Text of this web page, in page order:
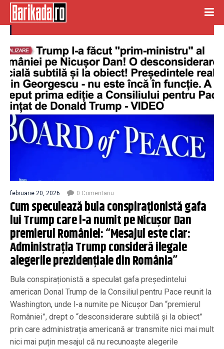
conspiratii
februarie 20, 2026 0 Comentariu
Cum speculează bula conspiraționistă gafa
lui Trump care l-a numit pe Nicușor Dan
premierul României: “Mesajul este clar:
Administrația Trump consideră ilegale
alegerile prezidențiale din România”
Bula conspiraționistă a speculat gafa președintelui
american Donal Trump de la Consiliul pentru Pace reunit la
Washington, unde l-a numite pe Nicușor Dan “premierul
României”, drept o “desconsiderare subtilă și la obiect”
prin care administrația americană ar transmite nici mai mult
nici mai puțin mesajul că nu recunoaște alegerile